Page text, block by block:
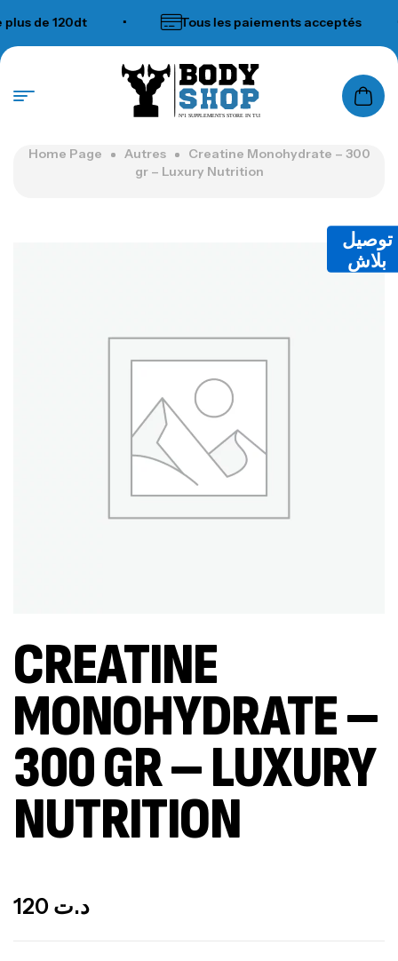
de 120dt Tous les paiements acceptés
N°1 SUPPLEMENTS STORE IN TUNISIA
Home Page Autres
Creatine Monohydrate – 300
gr – Luxury Nutrition
توصيل
بلاش
CREATINE
MONOHYDRATE –
300 GR – LUXURY
NUTRITION
د.ت